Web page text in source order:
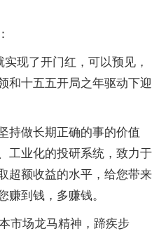
现了开门红，可以预见，
和十五五开局之年驱动下迎
持做长期正确的事的价值
工业化的投研系统，致力于
超额收益的水平，给您带来
赚到钱，多赚钱。
市场龙马精神，蹄疾步